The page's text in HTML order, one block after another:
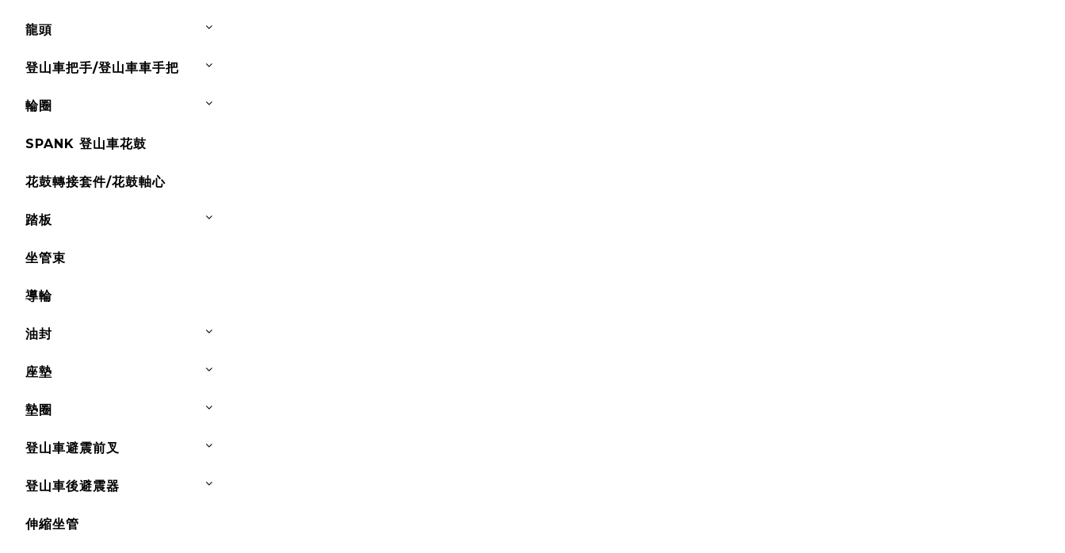
龍頭
登山車把手/登山車車手把
輪圈
SPANK 登山車花鼓
花鼓轉接套件/花鼓軸心
踏板
坐管束
導輪
油封
座墊
墊圈
登山車避震前叉
登山車後避震器
伸縮坐管